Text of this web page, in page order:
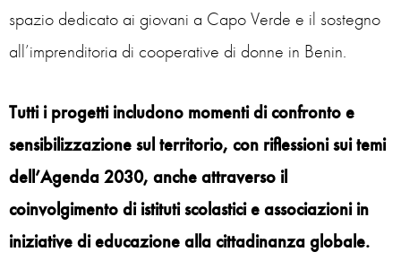
spazio dedicato ai giovani a Capo Verde e il sostegno
all’imprenditoria di cooperative di donne in Benin.
Tutti i progetti includono momenti diconfronto e
sensibilizzazione sul territorio, con riflessioni sui temi
dell’Agenda 2030, anche attraverso il
coinvolgimento di istituti scolastici e associazioni in
iniziative di educazione alla cittadinanza globale.